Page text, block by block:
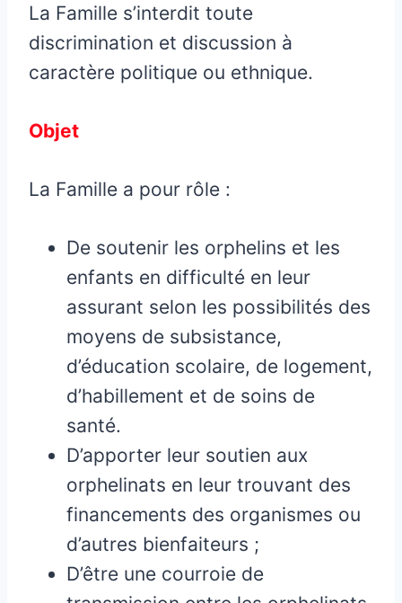
La Famille s’interdit toute
discrimination et discussion à
caractère politique ou ethnique.
Objet
La Famille a pour rôle :
De soutenir les orphelins et les
enfants en difficulté en leur
assurant selon les possibilités des
moyens de subsistance,
d’éducation scolaire, de logement,
d’habillement et de soins de
santé.
D’apporter leur soutien aux
orphelinats en leur trouvant des
financements des organismes ou
d’autres bienfaiteurs ;
D’être une courroie de